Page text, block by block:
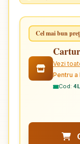
Cel mai bun preț
Vezi
Pentru
Cod: